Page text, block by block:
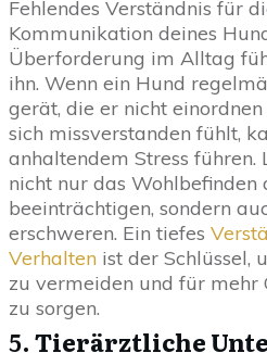
Fehlendes Verständnis für
Kommunikation deines
Überforderung im Alltag
ihn. Wenn ein Hund
gerät, die er nicht
sich missverstanden fühlt,
anhaltendem Stress
nicht nur das Wohlbefinden
beeinträchtigen, sondern
erschweren. Ein tiefes
Verhalten ist der Schlüssel,
zu vermeiden und für mehr
zu sorgen.
5.Tierärztliche